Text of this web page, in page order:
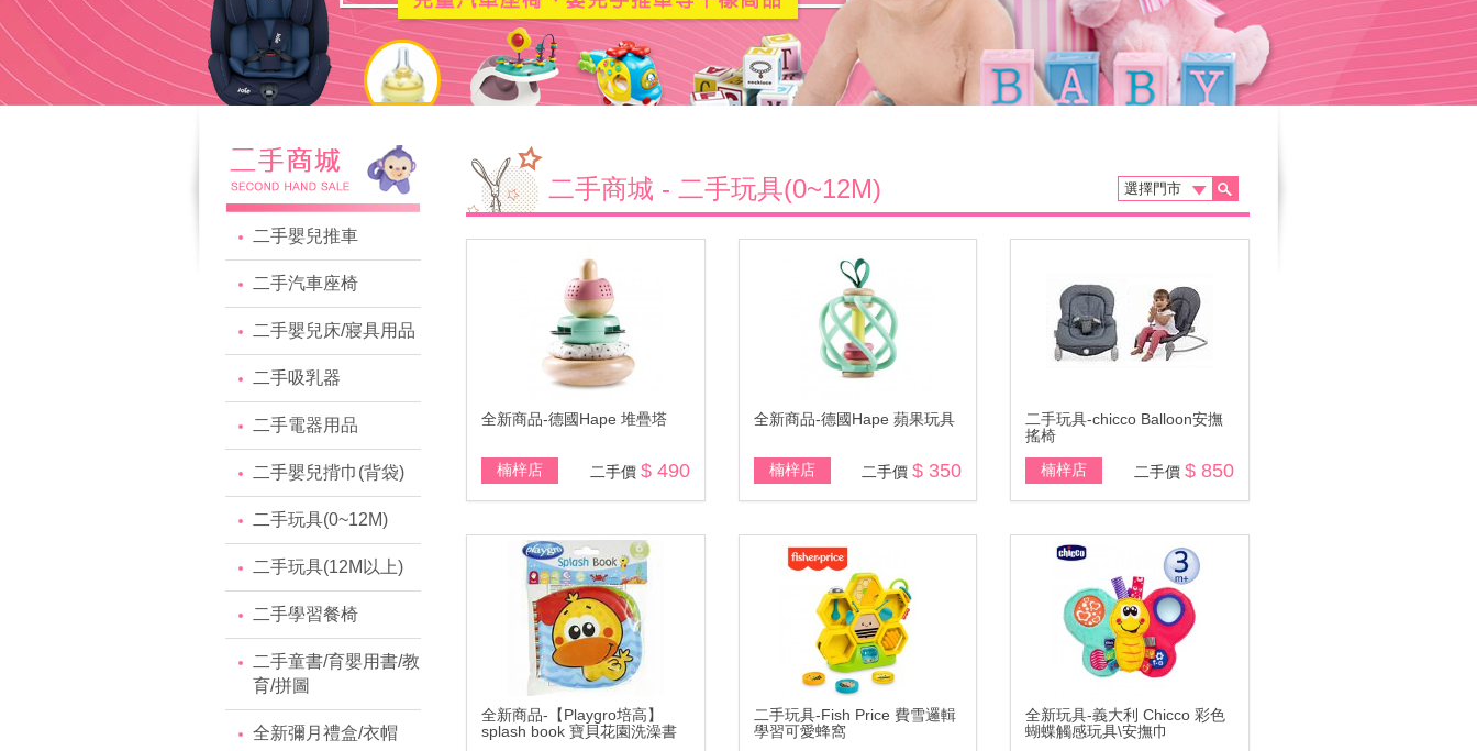
二手嬰兒推車
二手汽車座椅
二手嬰兒床/寢具用品
二手吸乳器
二手電器用品
二手嬰兒揹巾(背袋)
二手玩具(0~12M)
二手玩具(12M以上)
二手學習餐椅
二手童書/育嬰用書/教
育/拼圖
全新彌月禮盒/衣帽
二手商城 - 二手玩具(0~12M)
全新商品-德國Hape 堆疊塔
楠梓店 二手價 $ 490
全新商品-德國Hape 蘋果玩具
楠梓店 二手價$ 350
二手玩具-chicco Balloon安撫
搖椅
楠梓店
二手價 $ 850
全新商品-【Playgro培高】
splash book 寶貝花園洗澡書
二手玩具-Fish Price 費雪邏輯
學習可愛蜂窩
全新玩具-義大利 Chicco 彩色
蝴蝶觸感玩具\安撫巾